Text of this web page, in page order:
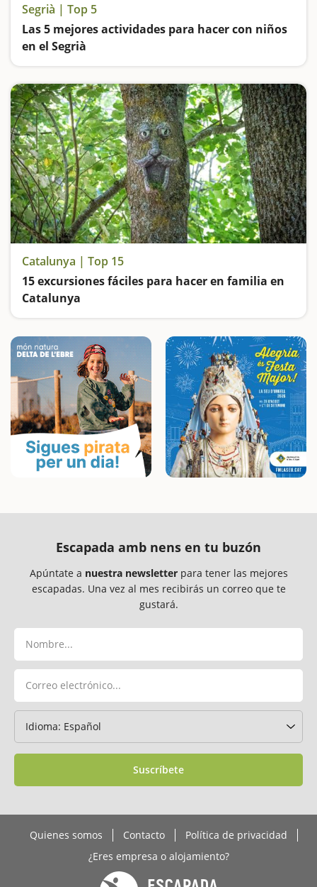
Segrià | Top 5
Las 5 mejores actividades para hacer con niños
en el Segrià
Catalunya | Top 15
15 excursiones fáciles para hacer en familia en
Catalunya
Escapada amb nens en tu buzón
Apúntate a nuestra newsletterpara tener las mejores
escapadas. Una vez al mes recibirás un correo que te
gustará.
Suscríbete
Quienes somos Contacto
Política de privacidad
¿Eres empresa o alojamiento?